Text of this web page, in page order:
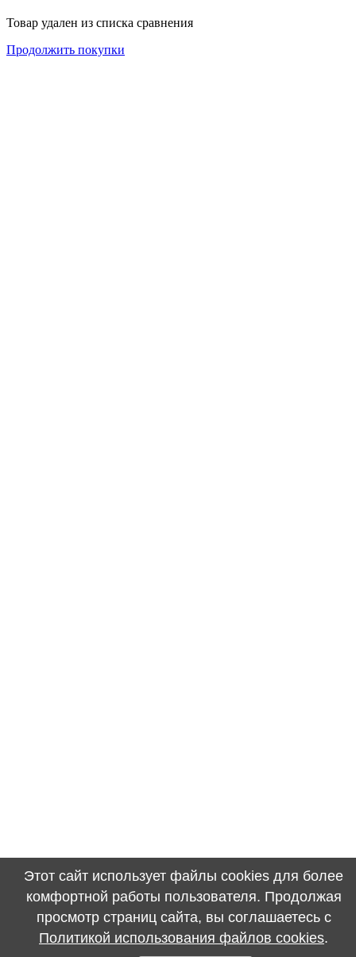
Товар удален из списка сравнения
Продолжить покупки
Этот сайт использует файлы cookies для более
комфортной работы пользователя. Продолжая
просмотр страниц сайта, вы соглашаетесь с
Политикой использования файлов cookies.